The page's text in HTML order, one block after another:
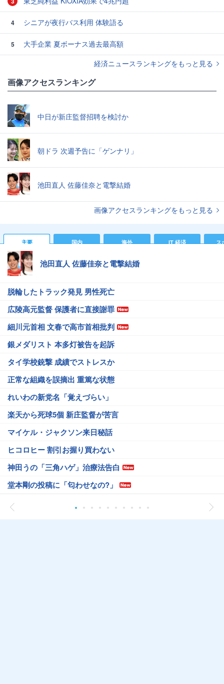
4 シニアが夜行バス利用 体験語る
5
大手企業 夏ボーナス過去最高額
経済ニュースランキングをもっと見る
画像アクセスランキング
中日が新庄監督招聘を検討か
朝ドラ 次週予告に「ゲンナリ」
池田直人 佐藤佳奈と電撃結婚
画像アクセスランキングをもっと見る
主要 国内 海外 IT 経済 ス
池田直人 佐藤佳奈と電撃結婚
脱輪したトラック発見 男性死亡
広陵高元監督 保護者に直接謝罪
細川元首相 文春で高市首相批判
銀メダリスト 本多灯被告を起訴
タイ学校銃撃 成績でストレスか
正常な組織を誤摘出 重篤な状態
れいわの新党名「覚えづらい」
楽天から死球5個 新庄監督が苦言
マイケル・ジャクソン来日秘話
ヒコロヒー 割引お握り買わない
神田うの「三角ハゲ」治療法告白
堂本剛の投稿に「匂わせなの?」